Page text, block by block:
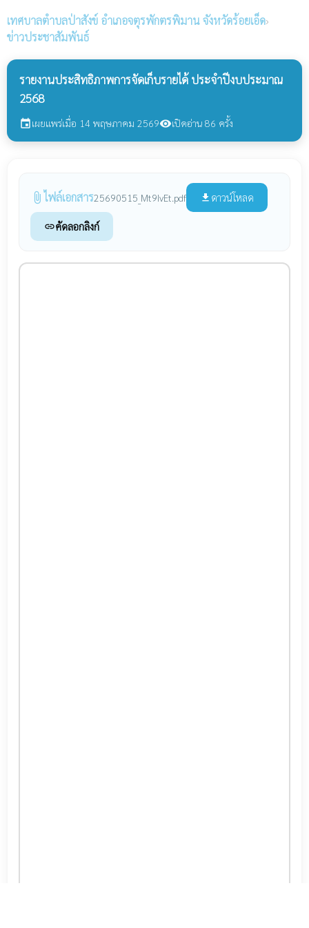
เทศบาลตำบลป่าสังข์ อำเภอจตุรพักตรพิมาน จังหวัดร้อยเอ็ด›
ข่าวประชาสัมพันธ์
รายงานประสิทธิภาพการจัดเก็บรายได้ ประจำปีงบประมาณ
2568
eventเผยแพร่เมื่อ 14 พฤษภาคม 2569visibilityเปิดอ่าน 86 ครั้ง
attach_file ไฟล์เอกสาร25690515_Mt9IvEt.pdf file_download ดาวน์โหลด
linkคัดลอกลิงก์